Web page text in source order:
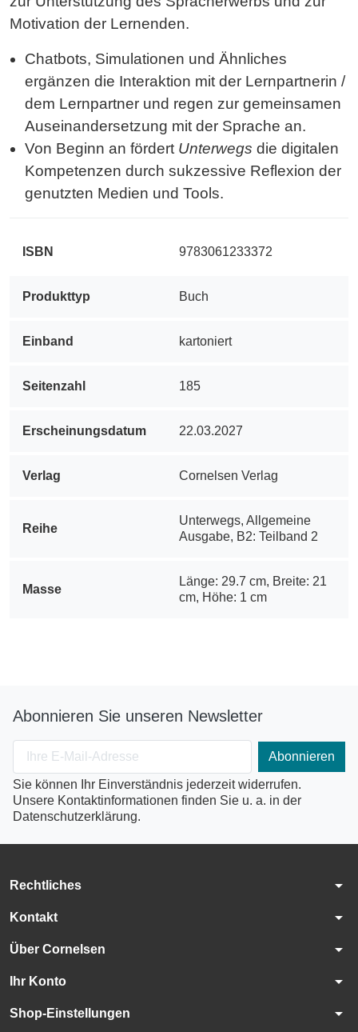
Motivation der Lernenden.
Chatbots, Simulationen und Ähnliches
ergänzen die Interaktion mit der Lernpartnerin /
dem Lernpartner und regen zur gemeinsamen
Auseinandersetzung mit der Sprache an.
Von Beginn an fördert Unterwegs die digitalen
Kompetenzen durch sukzessive Reflexion der
genutzten Medien und Tools.
ISBN 9783061233372
Produkttyp Buch
Einband kartoniert
Seitenzahl 185
Ersсheinungsdatum 22.03.2027
Verlag Cornelsen Verlag
Reihe
Unterwegs, Allgemeine
Ausgabe, B2: Teilband 2
Masse
Länge: 29.7 cm, Breite: 21
cm, Höhe: 1 cm
Abonnieren Sie unseren Newsletter
Sie können Ihr Einverständnis jederzeit widerrufen.
Unsere Kontaktinformationen finden Sie u. a. in der
Datenschutzerklärung.
Rechtliches arrow_drop_down
Kontakt arrow_drop_down
Über Cornelsen arrow_drop_down
Ihr Konto arrow_drop_down
Shop-Einstellungen arrow_drop_down